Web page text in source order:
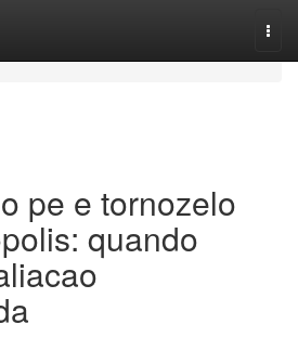
pe e tornozelo
quando